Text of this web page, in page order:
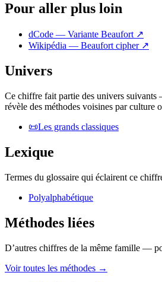
Pour aller plus loin
dCode — Variante Beaufort ↗
Wikipédia — Beaufort cipher ↗
Univers
Ce chiffre fait partie des univers
révèle des méthodes voisines par culture
📜Les grands classiques
Lexique
Termes du glossaire qui éclairent ce
Polyalphabétique
Méthodes liées
D’autres chiffres de la même famille —
Voir toutes les méthodes →